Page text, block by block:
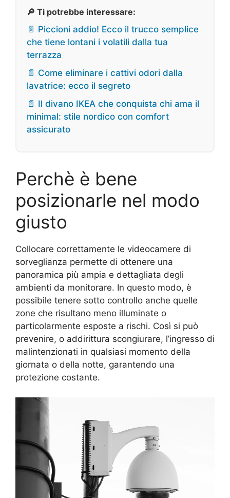
🔎 Ti potrebbe interessare:
📄 Piccioni addio! Ecco il trucco semplice
che tiene lontani i volatili dalla tua
terrazza
📄 Come eliminare i cattivi odori dalla
lavatrice: ecco il segreto
📄 Il divano IKEA che conquista chi ama il
minimal: stile nordico con comfort
assicurato
Perchè è bene
posizionarle nel modo
giusto
Collocare correttamente le videocamere di
sorveglianza permette di ottenere una
panoramica più ampia e dettagliata degli
ambienti da monitorare. In questo modo, è
possibile tenere sotto controllo anche quelle
zone che risultano meno illuminate o
particolarmente esposte a rischi. Così si può
prevenire, o addirittura scongiurare, l’ingresso di
malintenzionati in qualsiasi momento della
giornata o della notte, garantendo una
protezione costante.